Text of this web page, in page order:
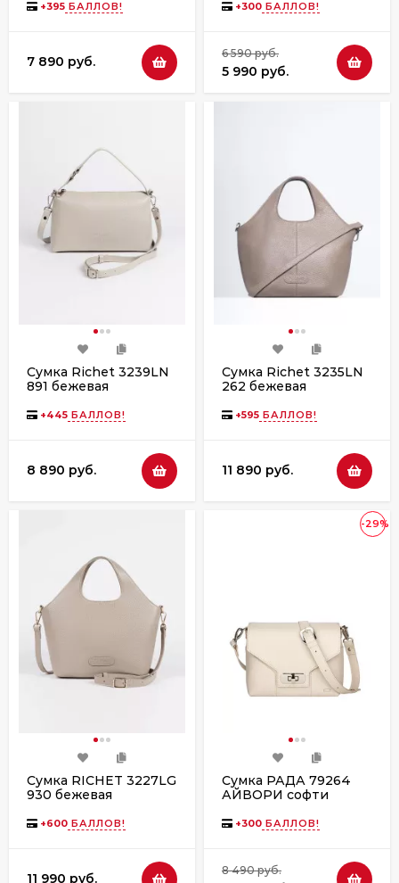
+395 БАЛЛОВ!
7 890 руб.
+300 БАЛЛОВ!
6 590 руб.
5 990 руб.
Сумка Richet 3239LN
891 бежевая
+445 БАЛЛОВ!
8 890 руб.
Сумка Richet 3235LN
262 бежевая
+595 БАЛЛОВ!
11 890 руб.
Сумка RICHET 3227LG
930 бежевая
+600 БАЛЛОВ!
11 990 руб.
-29%
Сумка РАДА 79264
АЙВОРИ софти
+300 БАЛЛОВ!
8 490 руб.